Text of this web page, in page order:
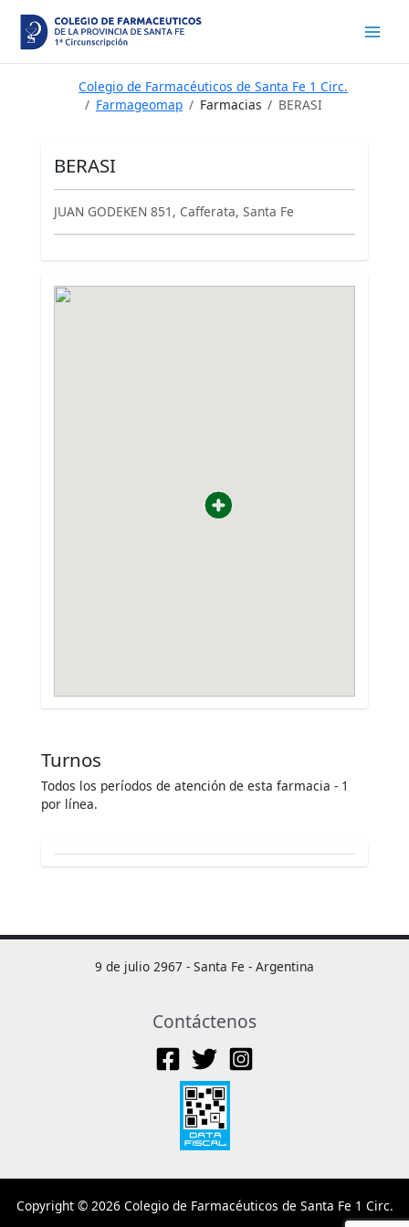
contenido
Colegio de Farmacéuticos de Santa Fe 1 Circ.
Farmageomap
Farmacias BERASI
BERASI
JUAN GODEKEN 851, Cafferata, Santa Fe
Turnos
Todos los períodos de atención de esta farmacia - 1
por línea.
9 de julio 2967 - Santa Fe - Argentina
Contáctenos
Copyright © 2026 Colegio de Farmacéuticos de Santa Fe 1 Circ.